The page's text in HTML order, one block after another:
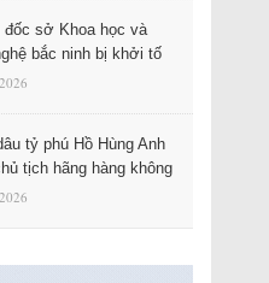
đốc sở Khoa học và
bắc ninh bị khởi tố
tỷ phú Hồ Hùng Anh
tịch hãng hàng không